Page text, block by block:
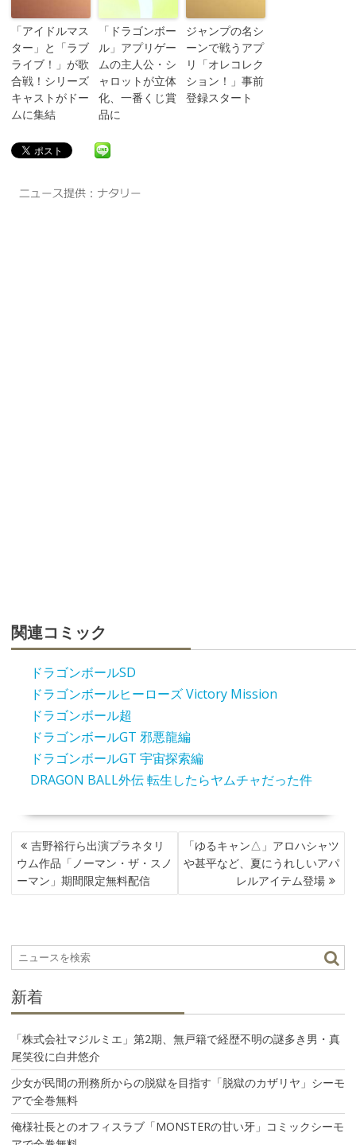
「アイドルマス
ター」と「ラブ
ライブ！」が歌
合戦！シリーズ
キャストがドー
ムに集結
「ドラゴンボー
ル」アプリゲー
ムの主人公・シ
ャロットが立体
化、一番くじ賞
品に
ジャンプの名シ
ーンで戦うアプ
リ「オレコレク
ション！」事前
登録スタート
関連コミック
ドラゴンボールSD
ドラゴンボールヒーローズ Victory Mission
ドラゴンボール超
ドラゴンボールGT 邪悪龍編
ドラゴンボールGT 宇宙探索編
DRAGON BALL外伝 転生したらヤムチャだった件
投
稿
ナ
ビ
シ
ョ
吉野裕行ら出演プラネタリ
ウム作品「ノーマン・ザ・スノ
ーマン」期間限定無料配信
「ゆるキャン△」アロハシャツ
や甚平など、夏にうれしいアパ
レルアイテム登場
新着
「株式会社マジルミエ」第2期、無戸籍で経歴不明の謎多き男・真
尾笑役に白井悠介
少女が民間の刑務所からの脱獄を目指す「脱獄のカザリヤ」シーモ
アで全巻無料
俺様社長とのオフィスラブ「MONSTERの甘い牙」コミックシーモ